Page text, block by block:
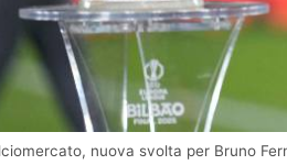
nuova svolta per Bruno